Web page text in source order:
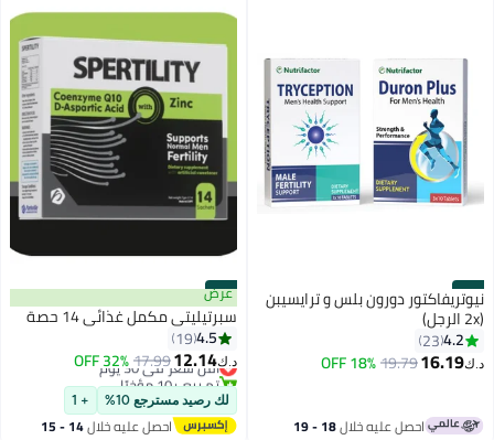
#31
نيوتريفاكتور دورون بلس و ترايسيبن
(2x الرجل)
4.2
23
د.ك‏16.19
19.79
18% OFF
احصل عليه خلال 18 - 19
#32
عرض
سبرتيليتى مكمل غذائى 14 حصة
4.5
19
د.ك‏12.14
17.99
32% OFF أقل سعر في 30 يوم
تم بيع +10 مؤخرًا
أقل سعر في 30 يوم
لك رصيد مسترجع 10% + 1
احصل عليه خلال 14 - 15